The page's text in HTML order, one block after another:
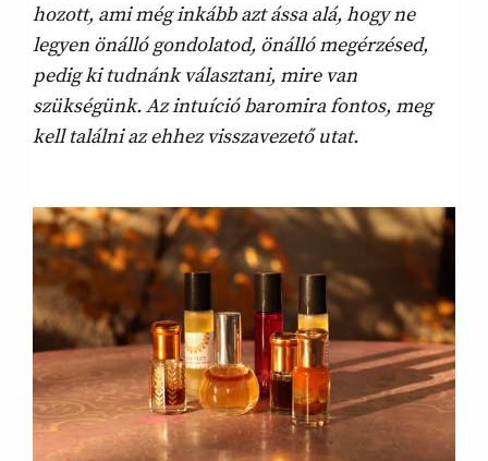
hozott, ami még inkább azt ássa alá, hogy ne
legyen önálló gondolatod, önálló megérzésed,
pedig ki tudnánk választani, mire van
szükségünk. Az intuíció baromira fontos, meg
kell találni az ehhez visszavezető utat.